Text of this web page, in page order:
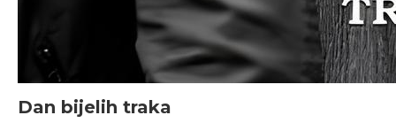
Dan bijelih traka